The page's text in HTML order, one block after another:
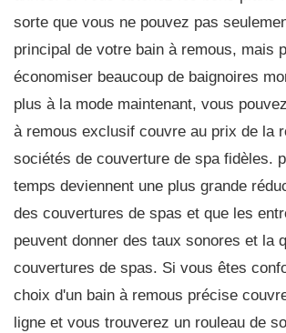
sorte que vous ne pouvez pas
principal de votre bain à remous, mais
économiser beaucoup de baignoires
plus à la mode maintenant, vous
à remous exclusif couvre au prix de la
sociétés de couverture de spa fidèles.
temps deviennent une plus grande
des couvertures de spas et que les
peuvent donner des taux sonores et la
couvertures de spas. Si vous êtes
choix d'un bain à remous précise
ligne et vous trouverez un rouleau de